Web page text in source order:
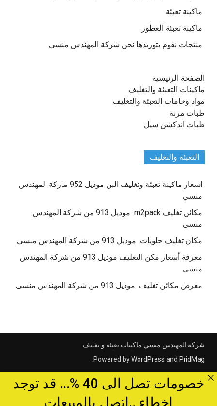
ماكينة تعبئة
ماكينة تعبئة العطور
منتجات نقوم بتوريدها نحن شركة المهندس منسى
الصفحة الرئيسية
ماكينات التعبئة والتغليف
مواد وخامات التعبئة والتغليف
طبات مرنة
طبات اندكشن سيل
التعبئة والتغليف
اسعار ماكينة تعبئة وتغليف البن موديل 952 ماركة المهندس
منسي
مكائن تغليف m2pack موديل 913 من شركة المهندس
منسى
مكان تغليف حلويات موديل 913 من شركة المهندس منسى
معرفة أسعار مكن التغليف موديل 913 من شركة المهندس
منسى
معرض مكائن تغليف موديل 913 من شركة المهندس منسى
شركة المهندس منسي ماكينات تعبئه و تغليف
Powered byWordPress and PridMag
خصومات تصل الى 40 %... قد توجد
اخطاء ..اتصل بالمبيعات